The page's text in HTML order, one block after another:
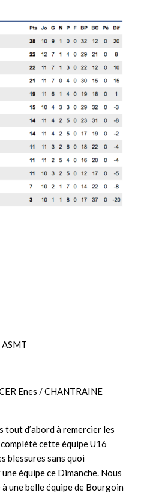
Enes / CHANTRAINE
tout d’abord à remercier les
complétécette équipe U16
blessures sans quoi
équipe ce Dimanche. Nous
une belle équipe de Bourgoin